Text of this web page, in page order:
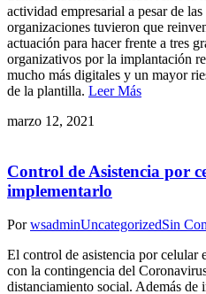
actividad empresarial a pesar de
organizaciones tuvieron que
actuación para hacer frente a tres
organizativos por la implantación
mucho más digitales y un mayor
de la plantilla. Leer Más
marzo 12, 2021
Control de Asistencia por
implementarlo
Por wsadminUncategorizedSin
El control de asistencia por celular
con la contingencia del
distanciamiento social. Además de